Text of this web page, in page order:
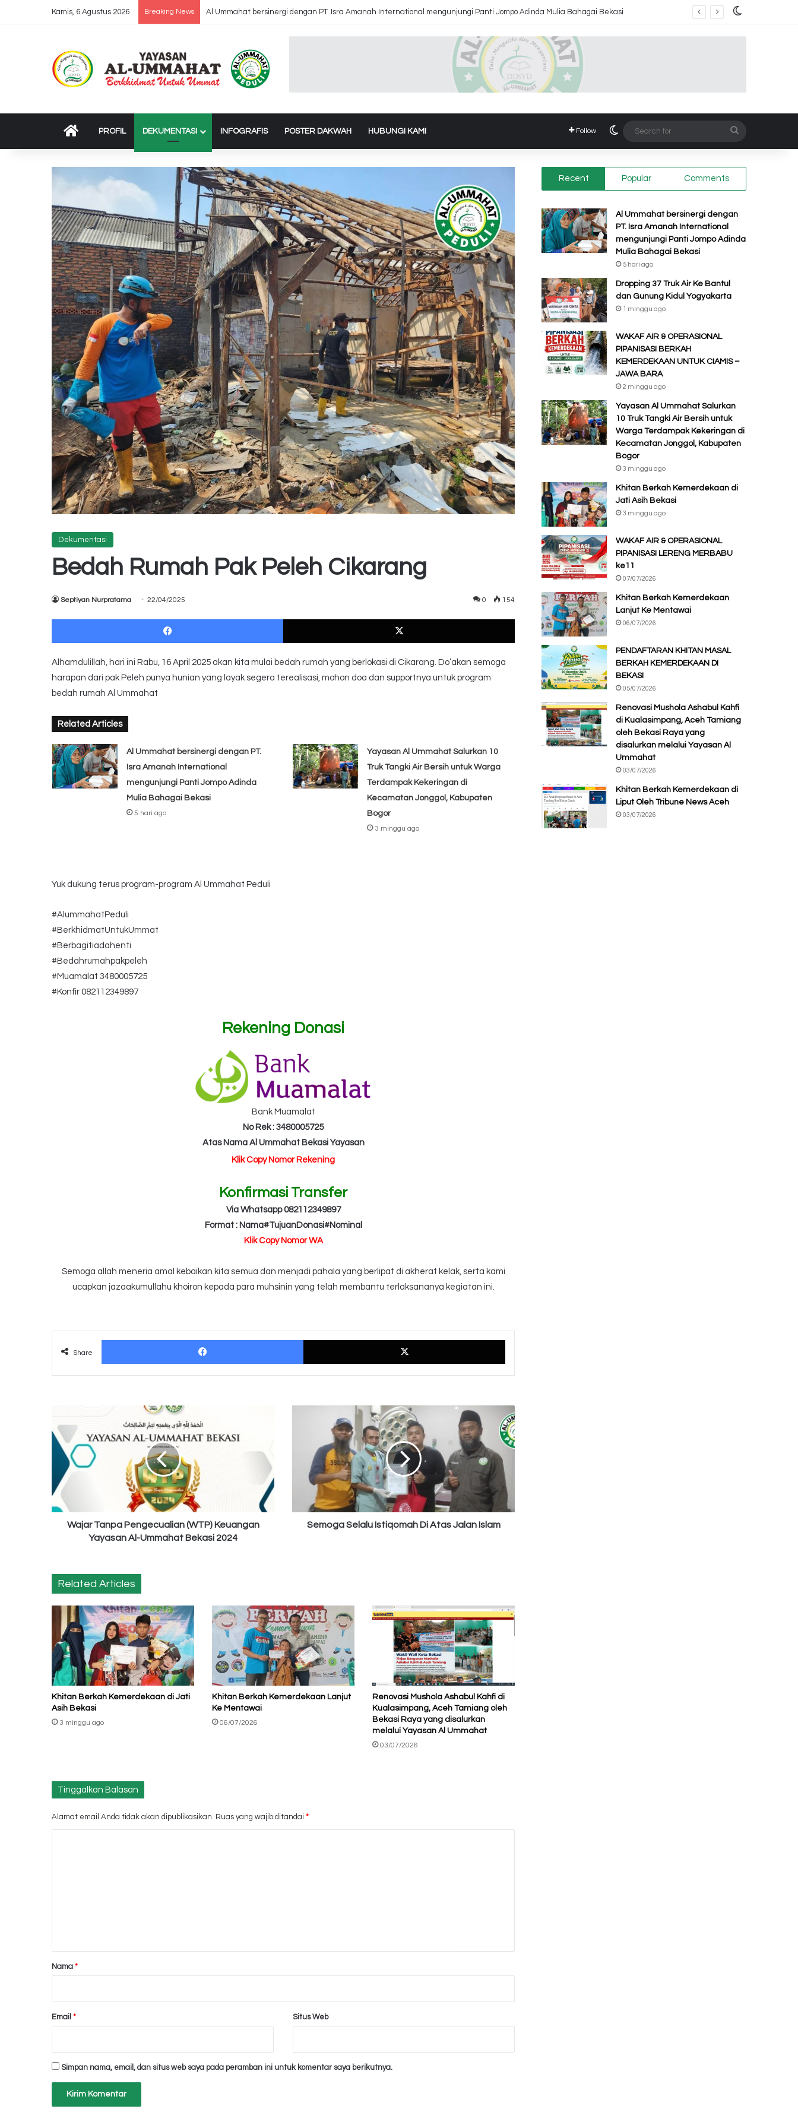
Kamis, 6 Agustus 2026 Breaking News Al Ummahat bersinergi dengan PT. Isra Amanah International mengunjungi Panti Jompo Adinda Mulia Bahagai Bekasi
BERANDA
PROFIL DEKUMENTASI INFOGRAFIS POSTER DAKWAH HUBUNGI KAMI Follow Switch skin
for
Dekumentasi
Bedah Rumah Pak Peleh Cikarang
Septiyan Nurpratama 22/04/2025 0 154
Facebook X
Alhamdulillah, hari ini Rabu, 16 April 2025 akan kita mulai bedah rumah yang berlokasi di Cikarang. Do’akan semoga
harapan dari pak Peleh punya hunian yang layak segera terealisasi, mohon doa dan supportnya untuk program
bedah rumah Al Ummahat
Related Articles
Al Ummahat bersinergi dengan PT.
Isra Amanah International
mengunjungi Panti Jompo Adinda
Mulia Bahagai Bekasi
5 hari ago
Yayasan Al Ummahat Salurkan 10
Truk Tangki Air Bersih untuk Warga
Terdampak Kekeringan di
Kecamatan Jonggol, Kabupaten
Bogor
3 minggu ago
Yuk dukung terus program-program Al Ummahat Peduli
#AlummahatPeduli
#BerkhidmatUntukUmmat
#Berbagitiadahenti
#Bedahrumahpakpeleh
#Muamalat 3480005725
#Konfir 082112349897
Rekening Donasi
Bank Muamalat
No Rek : 3480005725
Atas Nama Al Ummahat Bekasi Yayasan
Klik Copy Nomor Rekening
Konfirmasi Transfer
Via Whatsapp 082112349897
Format : Nama#TujuanDonasi#Nominal
Klik Copy Nomor WA
Semoga allah meneria amal kebaikan kita semua dan menjadi pahala yang berlipat di akherat kelak, serta kami
ucapkan jazaakumullahu khoiron kepada para muhsinin yang telah membantu terlaksananya kegiatan ini.
Share
Facebook X
Tanpa
Pengecualian
(WTP)
Keuangan
Yayasan
Al-
Ummahat
Bekasi
2024Wajar Tanpa Pengecualian (WTP) Keuangan
Yayasan Al-Ummahat Bekasi 2024
Jalan
Semoga Selalu Istiqomah Di Atas Jalan Islam
Related Articles
Khitan Berkah Kemerdekaan di Jati
Asih Bekasi
3 minggu ago
Khitan Berkah Kemerdekaan Lanjut
Ke Mentawai
06/07/2026
Renovasi Mushola Ashabul Kahfi di
Kualasimpang, Aceh Tamiang oleh
Bekasi Raya yang disalurkan
melalui Yayasan Al Ummahat
03/07/2026
Tinggalkan Balasan
Alamat email Anda tidak akan dipublikasikan. Ruas yang wajib ditandai *
rNama *
Email * Situs Web
Simpan nama, email, dan situs web saya pada peramban ini untuk komentar saya berikutnya.
Recent Popular Comments
Al Ummahat bersinergi dengan
PT. Isra Amanah International
mengunjungi Panti Jompo Adinda
Mulia Bahagai Bekasi
5 hari ago
Dropping 37 Truk Air Ke Bantul
dan Gunung Kidul Yogyakarta
1 minggu ago
WAKAF AIR & OPERASIONAL
PIPANISASI BERKAH
KEMERDEKAAN UNTUK CIAMIS –
JAWA BARA
2 minggu ago
Yayasan Al Ummahat Salurkan
10 Truk Tangki Air Bersih untuk
Warga Terdampak Kekeringan di
Kecamatan Jonggol, Kabupaten
Bogor
3 minggu ago
Khitan Berkah Kemerdekaan di
Jati Asih Bekasi
3 minggu ago
WAKAF AIR & OPERASIONAL
PIPANISASI LERENG MERBABU
ke11
07/07/2026
Khitan Berkah Kemerdekaan
Lanjut Ke Mentawai
06/07/2026
PENDAFTARAN KHITAN MASAL
BERKAH KEMERDEKAAN DI
BEKASI
05/07/2026
Renovasi Mushola Ashabul Kahfi
di Kualasimpang, Aceh Tamiang
oleh Bekasi Raya yang
disalurkan melalui Yayasan Al
Ummahat
03/07/2026
Khitan Berkah Kemerdekaan di
Liput Oleh Tribune News Aceh
03/07/2026